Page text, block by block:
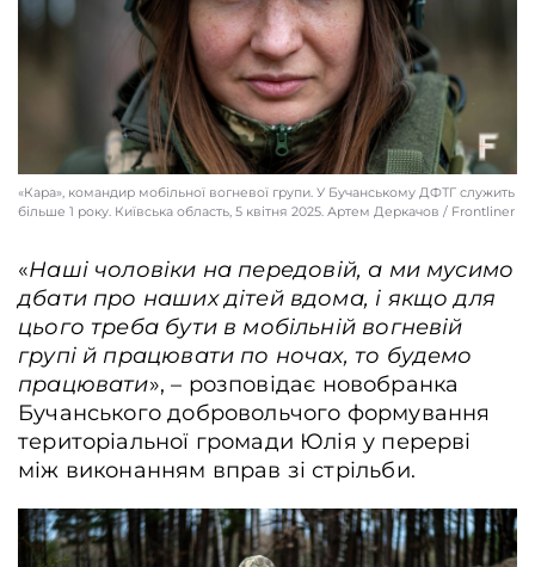
«Кара», командир мобільної вогневої групи. У Бучанському ДФТГ служить
більше 1 року. Київcька область, 5 квітня 2025. Артем Деркачов / Frontliner
«Наші чоловіки на передовій, а ми мусимо
дбати про наших дітей вдома, і якщо для
цього треба бути в мобільній вогневій
групі й працювати по ночах, то будемо
працювати», – розповідає новобранка
Бучанського добровольчого формування
територіальної громади Юлія у перерві
між виконанням вправ зі стрільби.